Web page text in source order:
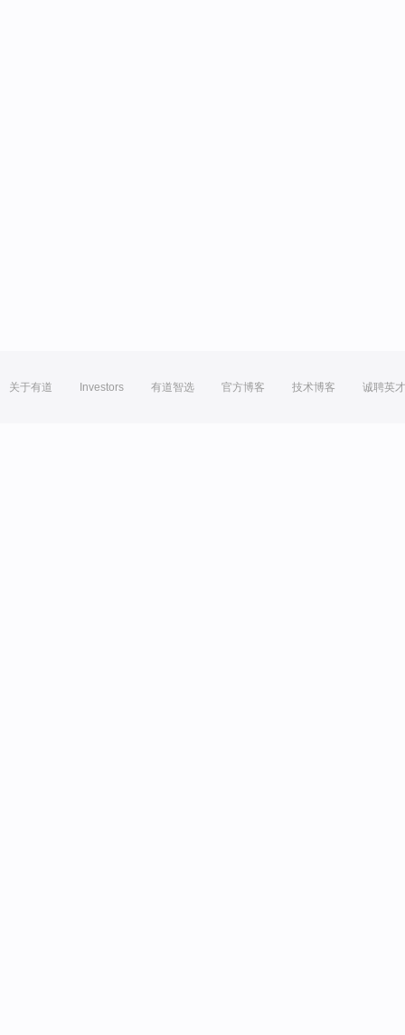
关于有道 Investors 有道智选 官方博客 技术博客 诚聘英才